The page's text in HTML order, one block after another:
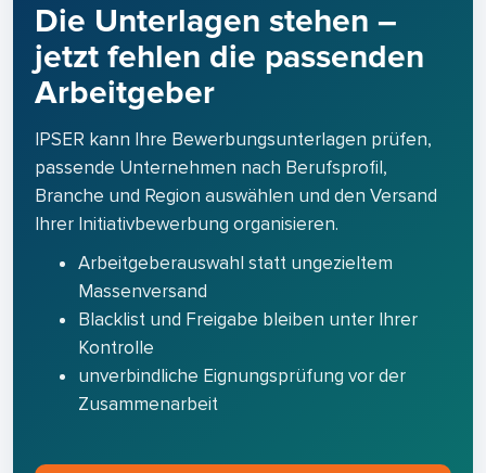
Die Unterlagen stehen –
jetzt fehlen die passenden
Arbeitgeber
IPSER kann Ihre Bewerbungsunterlagen prüfen,
passende Unternehmen nach Berufsprofil,
Branche und Region auswählen und den Versand
Ihrer Initiativbewerbung organisieren.
Arbeitgeberauswahl statt ungezieltem
Massenversand
Blacklist und Freigabe bleiben unter Ihrer
Kontrolle
unverbindliche Eignungsprüfung vor der
Zusammenarbeit